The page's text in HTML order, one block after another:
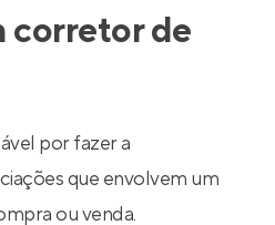
corretor de
por fazer a
que envolvem um
ou venda.